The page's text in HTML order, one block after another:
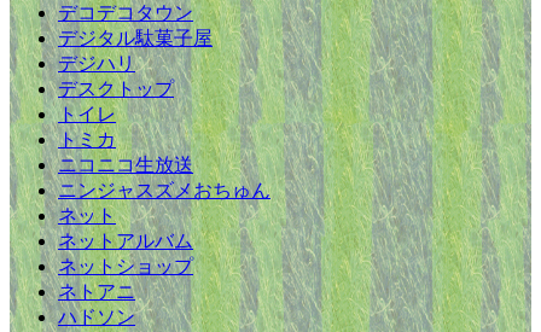
デコデコタウン
デジタル駄菓子屋
デジハリ
デスクトップ
トイレ
トミカ
ニコニコ生放送
ニンジャスズメおちゅん
ネット
ネットアルバム
ネットショップ
ネトアニ
ハドソン